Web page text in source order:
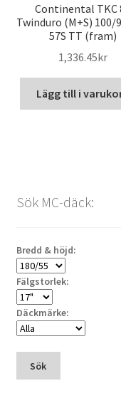
Continental TKC
Twinduro (M+S) 100/
57S TT (fram)
1,336.45kr
Lägg till i
Sök MC-däck:
Bredd & höjd:
Fälgstorlek:
Däckmärke:
Sök